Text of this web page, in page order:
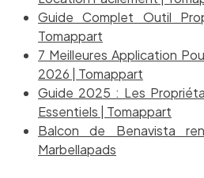
Guide Complet Outil
Tomappart
7 Meilleures Application
2026 | Tomappart
Guide 2025 : Les
Essentiels | Tomappart
Balcon de Benavista
Marbellapads